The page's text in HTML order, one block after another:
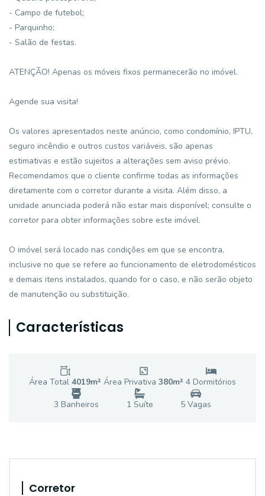
- Campo de futebol;
- Parquinho;
- Salão de festas.
ATENÇÃO! Apenas os móveis fixos permanecerão no imóvel.
Agende sua visita!
Os valores apresentados neste anúncio, como condomínio, IPTU,
seguro incêndio e outros custos variáveis, são apenas
estimativas e estão sujeitos a alterações sem aviso prévio.
Recomendamos que o cliente confirme todas as informações
diretamente com o corretor durante a visita. Além disso, a
unidade anunciada poderá não estar mais disponível; consulte o
corretor para obter informações sobre este imóvel.
O imóvel será locado nas condições em que se encontra,
inclusive no que se refere ao funcionamento de eletrodomésticos
e demais itens instalados, quando for o caso, e não serão objeto
de manutenção ou substituição.
Características
Área Total 4019m² Área Privativa 380m² 4 Dormitórios
3 Banheiros 1 Suíte 5Vagas
Corretor